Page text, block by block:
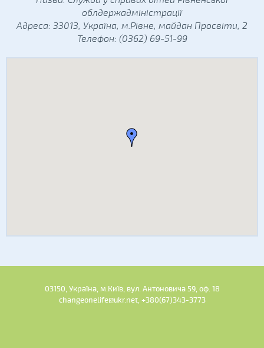
облдержадміністрації
Адреса: 33013, Україна, м.Рівне, майдан Просвіти, 2
Телефон: (0362) 69-51-99
03150, Україна, м.Київ, вул. Антоновича 59, оф. 18
changeonelife@ukr.net, +380(67)343-3773